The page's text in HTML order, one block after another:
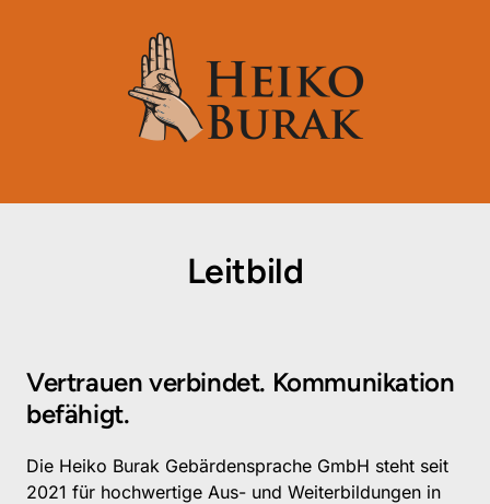
Leitbild
Vertrauen verbindet. Kommunikation
befähigt.
Die Heiko Burak Gebärdensprache GmbH steht seit
2021 für hochwertige Aus- und Weiterbildungen in